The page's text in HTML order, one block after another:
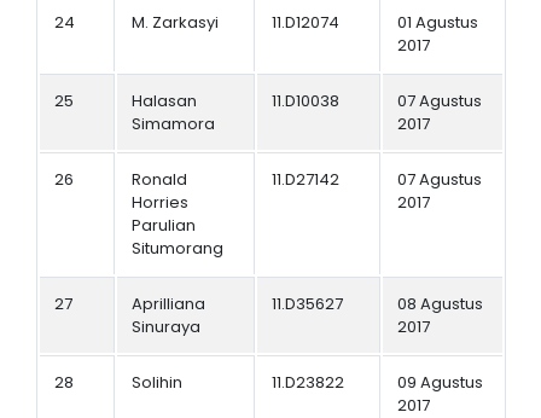
24 M. Zarkasyi 11.D12074
01 Agustus
2017
25
Halasan
Simamora
11.D10038
07 Agustus
2017
26
Ronald
Horries
Parulian
Situmorang
11.D27142
07 Agustus
2017
27
Aprilliana
Sinuraya
11.D35627
08 Agustus
2017
28 Solihin 11.D23822
09 Agustus
2017